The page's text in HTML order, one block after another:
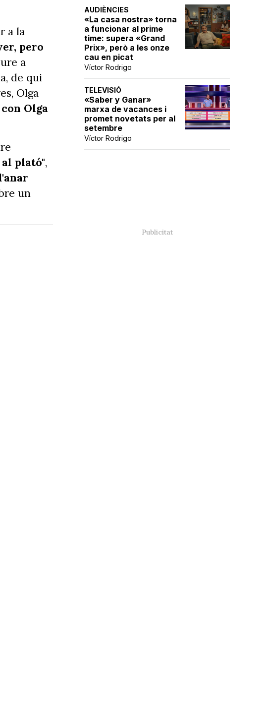
AUDIÈNCIES
«La casa nostra» torna
a funcionar al prime
time: supera «Grand
Prix», però a les onze
cau en picat
Víctor Rodrigo
TELEVISIÓ
«Saber y Ganar»
marxa de vacances i
promet novetats per al
setembre
Víctor Rodrigo
a la
pero
a
de qui
Olga
Olga
plató",
un